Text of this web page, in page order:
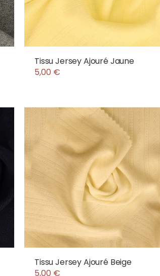
Tissu Jersey Ajouré Jaune
5,00 €
Tissu Jersey Ajouré Beige
5,00 €